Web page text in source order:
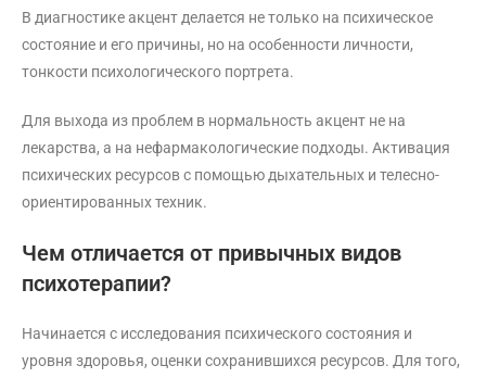
В диагностике акцент делается не только на психическое
состояние и его причины, но на особенности личности,
тонкости психологического портрета.
Для выхода из проблем в нормальность акцент не на
лекарства, а на нефармакологические подходы. Активация
психических ресурсов с помощью дыхательных и телесно-
ориентированных техник.
Чем отличается от привычных видов
психотерапии?
Начинается с исследования психического состояния и
уровня здоровья, оценки сохранившихся ресурсов. Для того,